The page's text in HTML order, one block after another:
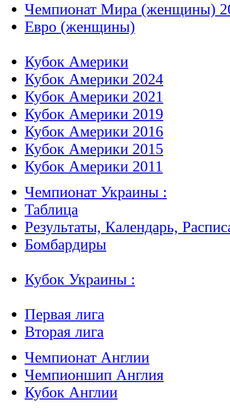
Чемпионат Мира (женщины)
Евро (женщины)
Кубок Америки
Кубок Америки 2024
Кубок Америки 2021
Кубок Америки 2019
Кубок Америки 2016
Кубок Америки 2015
Кубок Америки 2011
Чемпионат Украины :
Таблица
Результаты, Календарь,
Бомбардиры
Кубок Украины :
Первая лига
Вторая лига
Чемпионат Англии
Чемпионшип Англия
Кубок Англии